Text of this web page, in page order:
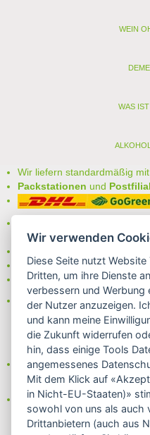
WEIN
WAS
Wir liefern standardmäßig mit
Packstationen und
auswählen:
- Rechnung
- Lastschrift/Bankeinzug
Das Internetsiegel
Partner von:
Wine in Moderation -
Erfahren Sie mehr über
uns!
Blog
Wir verwenden
Diese Seite nutzt
Dritten, um ihre Dienste
verbessern und
der Nutzer anzuzeigen.
und kann meine
die Zukunft widerrufen
hin, dass einige Tools
angemessenes
Mit dem Klick auf
in Nicht-EU-Staaten)»
sowohl von uns als auch
Drittanbietern (auch aus